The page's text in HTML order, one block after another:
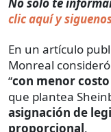
clic aquí y
En un artículo
Monreal
“con menor
que plantea
asignación de
proporcional.